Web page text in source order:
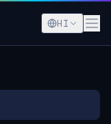
HI